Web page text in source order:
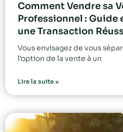
Comment Vendre sa
Professionnel : Guide
une Transaction
Vous envisagez de vous
l’option de la vente à un
Lire la suite »